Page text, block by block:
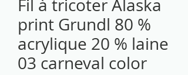
Fil à tricoter Alaska
print Grundl 80 %
acrylique 20 % laine
03 carneval color